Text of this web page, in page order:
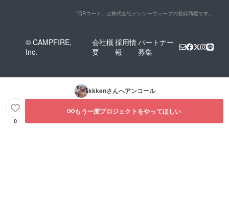
「QRコード」は株式会社デンソーウェーブの登録商標です。
© CAMPFIRE,
Inc.
会社概
要
採用情
報
パートナー
募集
kkkenさんへアンコール
0
もう一度プロジェクトをやってほしい